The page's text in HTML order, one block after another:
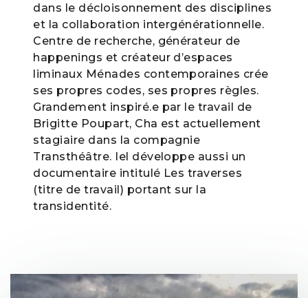
dans le décloisonnement des disciplines
et la collaboration intergénérationnelle.
Centre de recherche, générateur de
happenings et créateur d’espaces
liminaux Ménades contemporaines crée
ses propres codes, ses propres règles.
Grandement inspiré.e par le travail de
Brigitte Poupart, Cha est actuellement
stagiaire dans la compagnie
Transthéâtre. Iel développe aussi un
documentaire intitulé Les traverses
(titre de travail) portant sur la
transidentité.